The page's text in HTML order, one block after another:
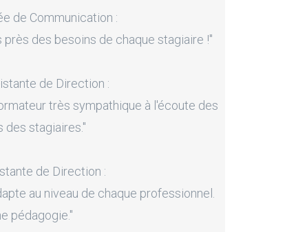
de Communication :
des besoins de chaque stagiaire !"
de Direction :
très sympathique à l'écoute des
des stagiaires."
de Direction :
au niveau de chaque professionnel.
pédagogie."